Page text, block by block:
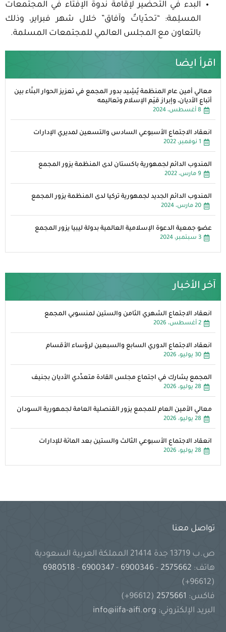
البدء في التحضير لإقامة ندوة الإفتاء في المجتمعات
المسلِمة: “تحدّياتٌ وآفاق” خلال شهر فبراير، وذلك
بالتعاون مع المجلس العالمي للمجتمعات المسلمة.
اقرأ ايضا
معالي أمين عام المنظمة يُشِيد بدور المجمع في تعزيز الحوار البنّاء بين
أتباع الأديان، وإبراز قيَم الإسلام وتعاليمه
8 أغسطس، 2024
انعقاد الاجتماع الأسبوعي السادس والتسعين لمديري الإدارات
1 نوفمبر، 2022
المندوب الدائم لجمهورية باكستان لدى المنظمة يزور المجمع
9 مارس، 2022
المندوب الدائم الجديد لجمهورية تركيا لدى المنظمة يزور المجمع
20 مارس، 2024
عضو جمعية الدعوة الإسلامية العالمية بدولة ليبيا يزور المجمع
3 سبتمبر، 2024
آخر الأخبار
انعقاد الاجتماع الشهري الثامن والستين لمنسوبي المجمع
2 أغسطس، 2026
انعقاد الاجتماع الدوري السابع والسبعين لرؤساء الأقسام
30 يوليو، 2026
المجمع يشارك في اجتماع مجلس القادة متعدِّدي الأديان بجنيف
28 يوليو، 2026
معالي الأمين العام للمجمع يزور القنصلية العامة لجمهورية السودان
28 يوليو، 2026
انعقاد الاجتماع الأسبوعي الثالث والستين بعد المائة للإدارات
28 يوليو، 2026
تواصل معنا
ص.ب 13719 جدة 21414 المملكة العربية السعودية
هاتف:
-
6900346
-
6900347
-
(96612+)
فاكس:
(96612+)
البريد الإلكتروني: info@iifa-aifi.org